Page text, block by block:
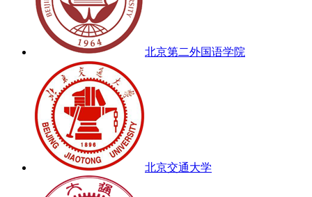
北京第二外国语学院
北京交通大学